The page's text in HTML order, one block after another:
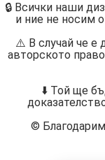
🔒 Всички наши
и ние не носим
⚠️ В случай че е
авторското
⬇️ Той ще
©️